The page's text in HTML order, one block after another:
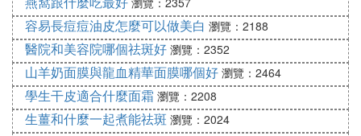
1. Caudalie Instant Foaming Cleanser 歐緹麗潔面慕
斯 ★★★★★ 氨基酸復配表活。便宜，有點香但可
以接受，清潔力稍弱，泡沫有點虛，洗完不緊綳。
2. Institut Esthederm Osmoclean Pure Cleansing Fo
am 雅詩敦純凈潔面泡沫 ★ 氨基酸復配表活，香精很
靠前。特別特別香洗個臉要被熏死了，泡沫不實 一
容易長痘痘油皮怎麼可以做美白 瀏覽：2188
醫院和美容院哪個祛斑好 瀏覽：2352
山羊奶面膜與龍血精華面膜哪個好 瀏覽：2464
學生干皮適合什麼面霜 瀏覽：2208
生薑和什麼一起煮能祛斑 瀏覽：2024